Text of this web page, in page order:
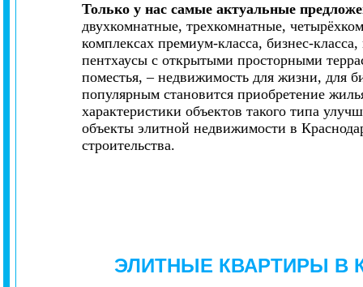
Только у нас самые актуальные
двухкомнатные, трехкомнатные,
комплексах премиум-класса, бизнес-
пентхаусы с открытыми просторными
поместья, – недвижимость для жизни, для
популярным становится приобретение
характеристики объектов такого типа
объекты элитной недвижимости в
строительства.
ЭЛИТНЫЕ КВАРТИРЫ В